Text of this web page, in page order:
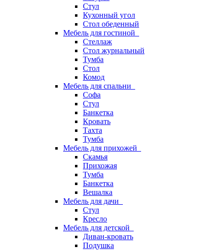
Стул
Кухонный угол
Стол обеденный
Мебель для гостиной
Стеллаж
Стол журнальный
Тумба
Стол
Комод
Мебель для спальни
Софа
Стул
Банкетка
Кровать
Тахта
Тумба
Мебель для прихожей
Скамья
Прихожая
Тумба
Банкетка
Вешалка
Мебель для дачи
Стул
Кресло
Мебель для детской
Диван-кровать
Подушка